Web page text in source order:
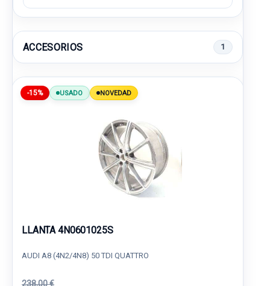
ACCESORIOS 1
-15% USADO NOVEDAD
LLANTA 4N0601025S
AUDI A8 (4N2/4N8) 50 TDI QUATTRO
238,00 €